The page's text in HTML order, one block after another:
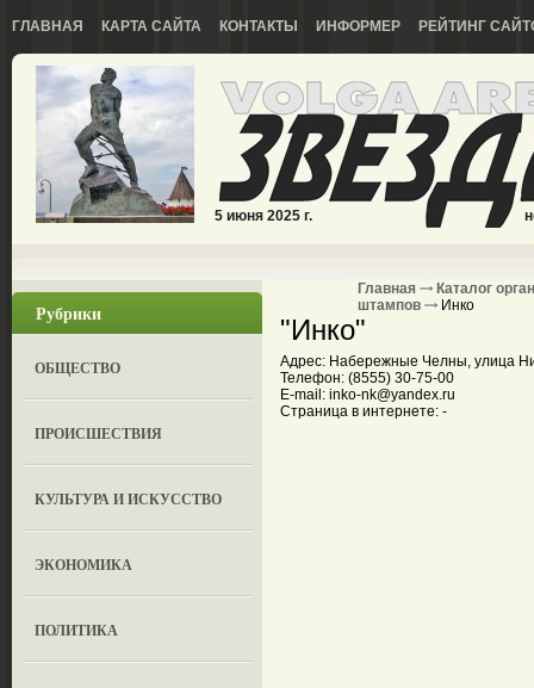
ГЛАВНАЯ КАРТА САЙТА КОНТАКТЫ ИНФОРМЕР РЕЙТИНГ
5 июня 2025 г.
Рубрики
ОБЩЕСТВО
ПРОИСШЕСТВИЯ
КУЛЬТУРА И ИСКУССТВО
ЭКОНОМИКА
ПОЛИТИКА
Главная
Каталог
штампов
Инко
"Инко"
Адрес: Набережные Челны, улица
Телефон: (8555) 30-75-00
E-mail: inko-nk@yandex.ru
Страница в интернете: -